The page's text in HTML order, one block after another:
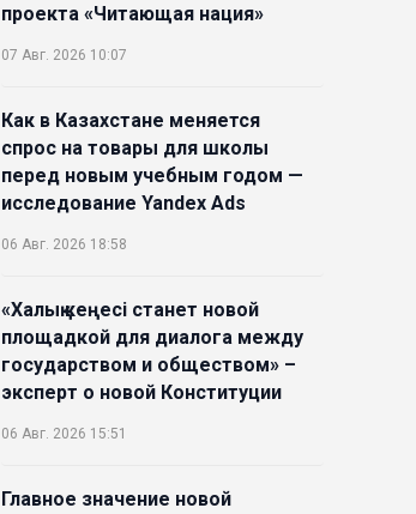
проекта «Читающая нация»
07 Авг. 2026 10:07
Как в Казахстане меняется
спрос на товары для школы
перед новым учебным годом —
исследование Yandex Ads
06 Авг. 2026 18:58
«Халық кеңесі станет новой
площадкой для диалога между
государством и обществом» –
эксперт о новой Конституции
06 Авг. 2026 15:51
Главное значение новой